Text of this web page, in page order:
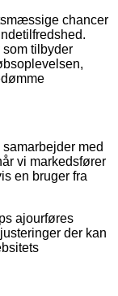
chancer
tilbyder
med
vi markedsfører
en bruger fra
ajourføres
der kan